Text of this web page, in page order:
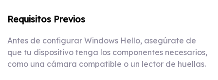
Requisitos Previos
Antes de configurar Windows Hello, asegúrate de
que tu dispositivo tenga los componentes necesarios,
como una cámara compatible o un lector de huellas.